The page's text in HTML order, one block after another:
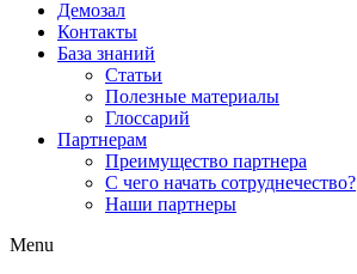
Демозал
Контакты
База знаний
Статьи
Полезные материалы
Глоссарий
Партнерам
Преимущество партнера
С чего начать сотруднечество?
Наши партнеры
Menu